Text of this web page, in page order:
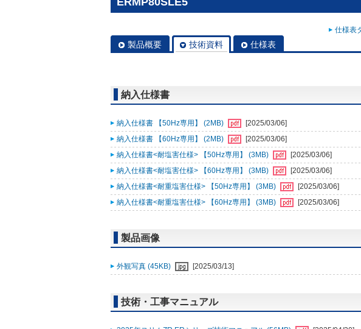
仕様表
製品概要 技術資料 仕様表
納入仕様書
納入仕様書 【50Hz専用】 (2MB)
[2025/03/06]
納入仕様書 【60Hz専用】 (2MB)
[2025/03/06]
納入仕様書<耐塩害仕様> 【50Hz専用】 (3MB)
[2025/03/06]
納入仕様書<耐塩害仕様> 【60Hz専用】 (3MB)
[2025/03/06]
納入仕様書<耐重塩害仕様> 【50Hz専用】 (3MB)
[2025/03/06]
納入仕様書<耐重塩害仕様> 【60Hz専用】 (3MB)
[2025/03/06]
製品画像
外観写真 (45KB) [2025/03/13]
技術・工事マニュアル